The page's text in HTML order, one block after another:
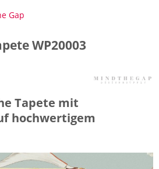
Gap
WP20003
Tapete mit
hochwertigem